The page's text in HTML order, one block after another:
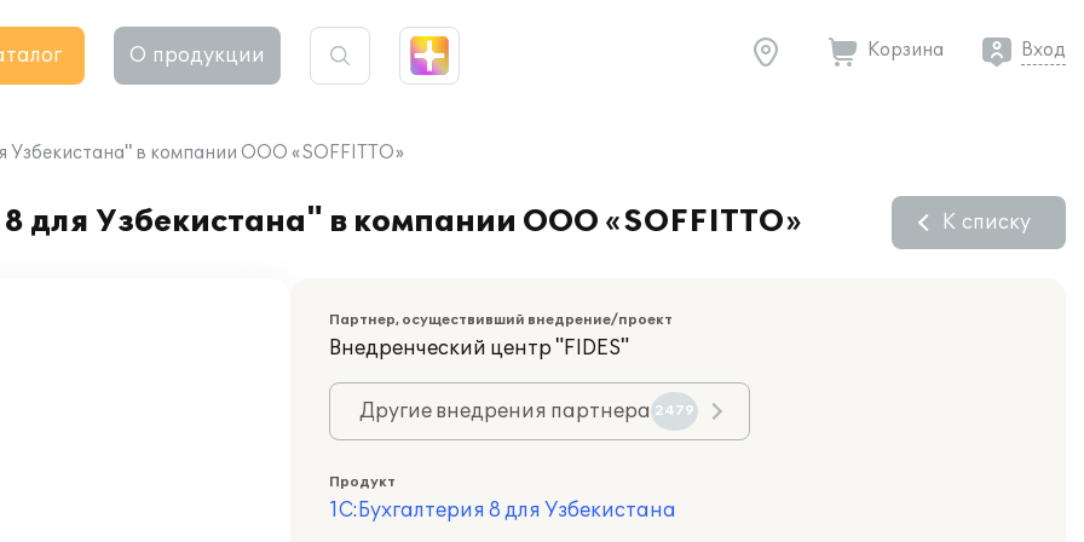
О продукции Корзина Вход
Узбекистана" в компании ООО «SOFFITTO»
для Узбекистана" в компании ООО «SOFFITTO» К списку
Партнер, осуществивший внедрение/проект
Внедренческий центр "FIDES"
Другие внедрения партнера 2479
Продукт
1С:Бухгалтерия 8 для Узбекистана